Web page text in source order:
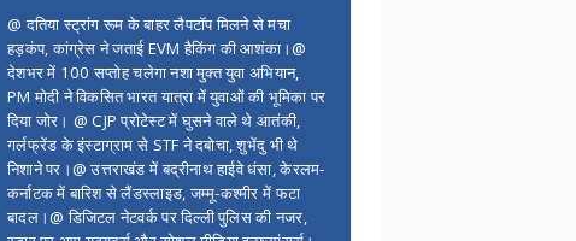
@ दतिया स्ट्रांग रूम के बाहर लैपटॉप मिलने से मचा
हड़कंप, कांग्रेस ने जताई EVM हैकिंग की आशंका।@
देशभर में 100 सप्ताेह चलेगा नशा मुक्त युवा अभियान,
PM मोदी ने विकसित भारत यात्रा में युवाओं की भूमिका पर
दिया जोर। @ CJP प्रोटेस्ट में घुसने वाले थे आतंकी,
गर्लफ्रेंड के इंस्टाग्राम से STF ने दबोचा, शुभेंदु भी थे
निशाने पर।@ उत्तराखंड में बद्रीनाथ हाईवे धंसा, केरलम-
कर्नाटक में बारिश से लैंडस्लाइड, जम्मू-कश्मीर में फटा
बादल।@ डिजिटल नेटवर्क पर दिल्ली पुलिस की नजर,